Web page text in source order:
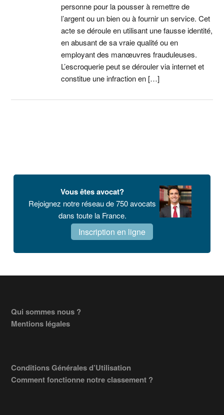
personne pour la pousser à remettre de
l’argent ou un bien ou à fournir un service. Cet
acte se déroule en utilisant une fausse identité,
en abusant de sa vraie qualité ou en
employant des manœuvres frauduleuses.
L’escroquerie peut se dérouler via internet et
constitue une infraction en […]
latérale
principale
Vous êtes avocat?
Rejoignez notre réseau de 750 avocats
dans toute la France.
Inscription en ligne
Footer
Qui sommes nous ?
Mentions légales
Conditions Générales d’Utilisation
Comment fonctionne notre classement ?